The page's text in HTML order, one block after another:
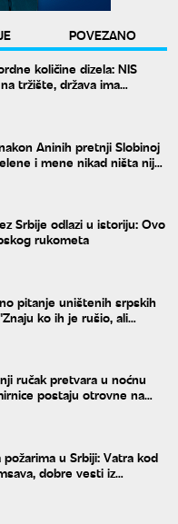
POVEZANO
količine dizela: NIS
tržište, država ima
Aninih pretnji Slobinoj
i mene nikad ništa nije
Srbije odlazi u istoriju: Ovo
rukometa
pitanje uništenih srpskih
ko ih je rušio, ali
ručak pretvara u noćnu
postaju otrovne na
u Srbiji: Vatra kod
dobre vesti iz